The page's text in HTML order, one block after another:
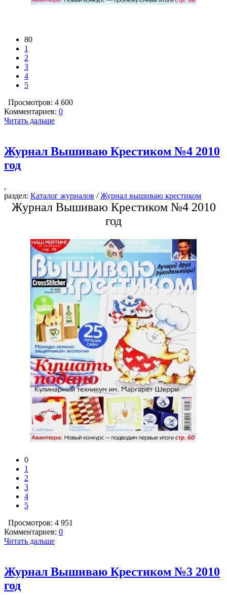
80
1
2
3
4
5
Просмотров: 4 600
Комментариев: 0
Читать дальше
Журнал Вышиваю Крестиком №4 2010
год
,
раздел: Каталог журналов /Журнал вышиваю крестиком
Журнал Вышиваю Крестиком №4 2010
год
0
1
2
3
4
5
Просмотров: 4 951
Комментариев: 0
Читать дальше
Журнал Вышиваю Крестиком №3 2010
год